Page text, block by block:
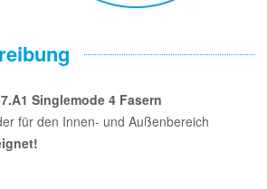
Singlemode 4 Fasern
für den Innen- und Außenbereich